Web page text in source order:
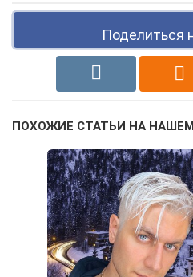
Поделиться
ПОХОЖИЕ СТАТЬИ НА